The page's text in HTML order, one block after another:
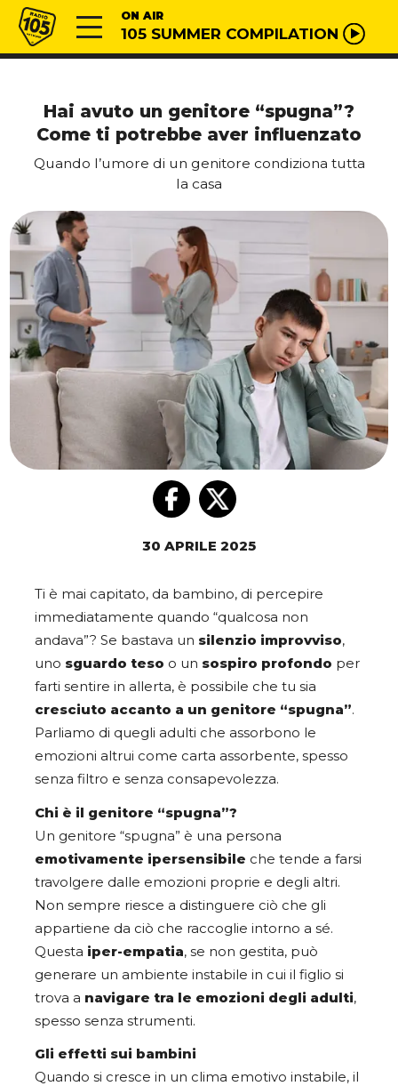
Vai al contenuto
Radio 105 ON AIR
105 SUMMER COMPILATION
Hai avuto un genitore “spugna”?
Come ti potrebbe aver influenzato
Quando l’umore di un genitore condiziona tutta
la casa
30 APRILE 2025
Ti è mai capitato, da bambino, di percepire
immediatamente quando “qualcosa non
andava”? Se bastava un silenzio improvviso,
uno sguardo teso o un sospiro profondo per
farti sentire in allerta, è possibile che tu sia
cresciuto accanto a un genitore “spugna”.
Parliamo di quegli adulti che assorbono le
emozioni altrui come carta assorbente, spesso
senza filtro e senza consapevolezza.
Chi è il genitore “spugna”?
Un genitore “spugna” è una persona
emotivamente ipersensibile che tende a farsi
travolgere dalle emozioni proprie e degli altri.
Non sempre riesce a distinguere ciò che gli
appartiene da ciò che raccoglie intorno a sé.
Questa iper-empatia, se non gestita, può
generare un ambiente instabile in cui il figlio si
trova a navigare tra le emozioni degli adulti,
spesso senza strumenti.
Gli effetti sui bambini
Quando si cresce in un clima emotivo instabile, il